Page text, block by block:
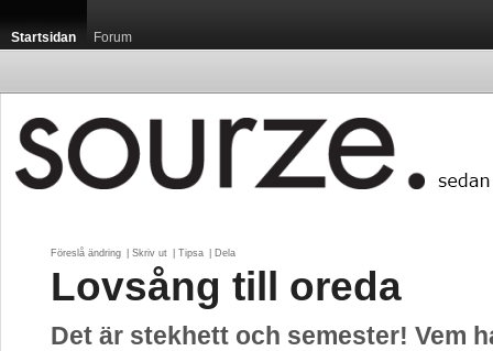
Startsidan Forum
Föreslå ändring Skriv ut Tipsa Dela
Lovsång till oreda
Det är stekhett och semester! Vem